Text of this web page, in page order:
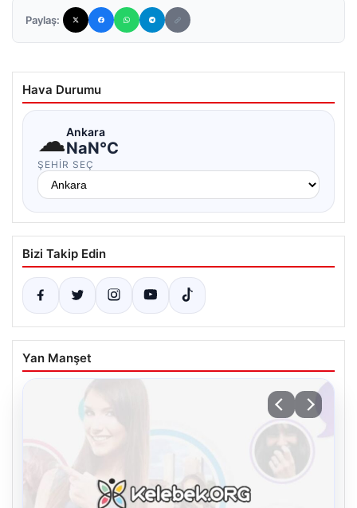
Paylaş:
Hava Durumu
☁Ankara
NaN°C
ŞEHIR SEÇ
Bizi Takip Edin
Yan Manşet